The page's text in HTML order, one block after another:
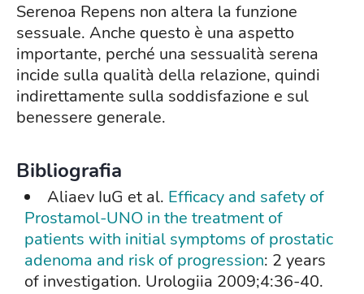
Serenoa Repens non altera la funzione
sessuale. Anche questo è una aspetto
importante, perché una sessualità serena
incide sulla qualità della relazione, quindi
indirettamente sulla soddisfazione e sul
benessere generale.
Bibliografia
Aliaev IuG et al. Efficacy and safety of
Prostamol-UNO in the treatment of
patients with initial symptoms of prostatic
adenoma and risk of progression: 2 years
of investigation. Urologiia 2009;4:36-40.